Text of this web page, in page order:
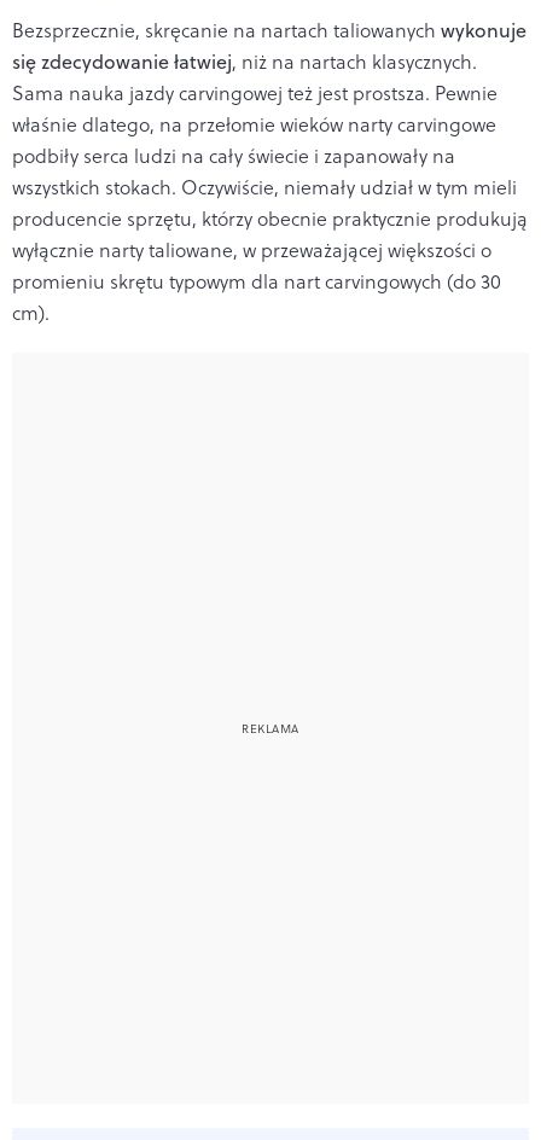
Bezsprzecznie, skręcanie na nartach taliowanych wykonuje
się zdecydowanie łatwiej, niż na nartach klasycznych.
Sama nauka jazdy carvingowej też jest prostsza. Pewnie
właśnie dlatego, na przełomie wieków narty carvingowe
podbiły serca ludzi na cały świecie i zapanowały na
wszystkich stokach. Oczywiście, niemały udział w tym mieli
producencie sprzętu, którzy obecnie praktycznie produkują
wyłącznie narty taliowane, w przeważającej większości o
promieniu skrętu typowym dla nart carvingowych (do 30
cm).